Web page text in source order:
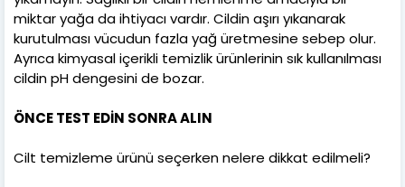
miktar yağa da ihtiyacı vardır. Cildin aşırı yıkanarak
kurutulması vücudun fazla yağ üretmesine sebep olur.
Ayrıca kimyasal içerikli temizlik ürünlerinin sık kullanılması
cildin pH dengesini de bozar.
ÖNCE TEST EDİN SONRA ALIN
Cilt temizleme ürünü seçerken nelere dikkat edilmeli?